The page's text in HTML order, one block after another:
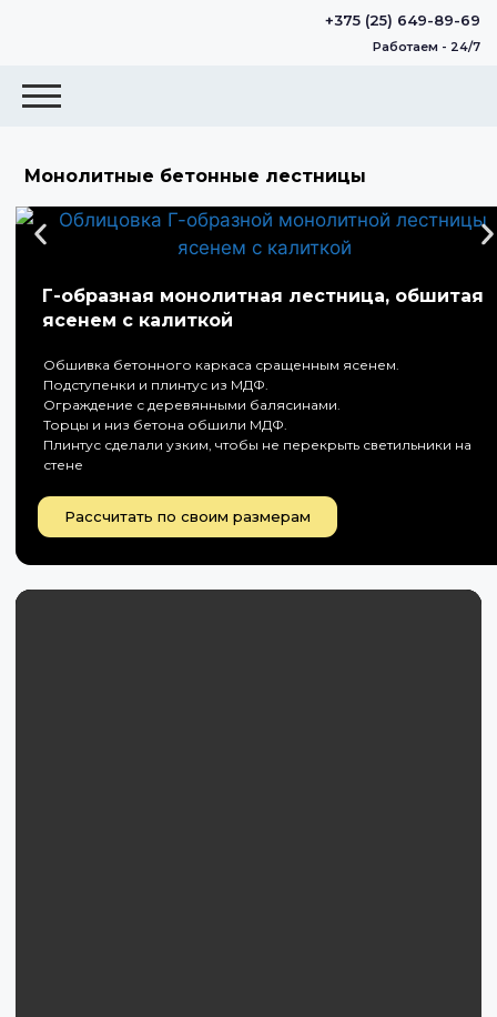
+375 (25) 649-89-69
Работаем - 24/7
Монолитные бетонные лестницы
Г-образная монолитная лестница, обшитая
ясенем с калиткой
Обшивка бетонного каркаса сращенным ясенем.
Подступенки и плинтус из МДФ.
Ограждение с деревянными балясинами.
Торцы и низ бетона обшили МДФ.
Плинтус сделали узким, чтобы не перекрыть светильники на
стене
Рассчитать по своим размерам